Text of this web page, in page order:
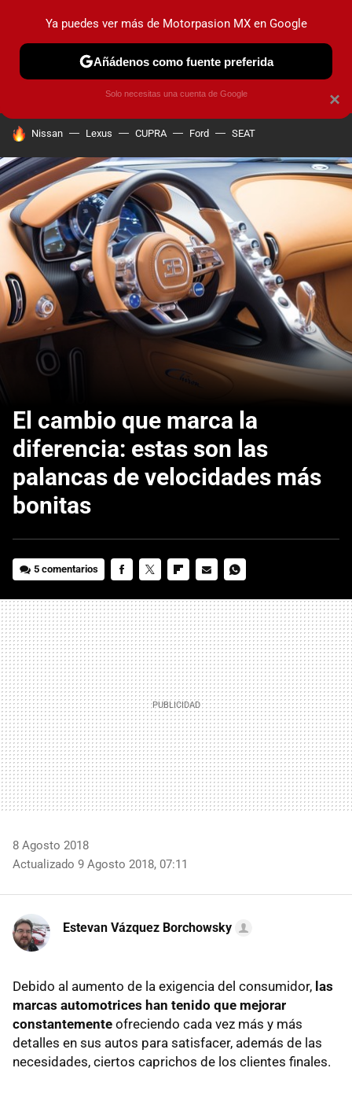
PRUEBAS INDUSTRIA HOY NO CIRCULA
HOY SE HABLA DE
Nissan Lexus CUPRA Ford SEAT
El cambio que marca la
diferencia: estas son las
palancas de velocidades más
bonitas
5 comentarios
MAIL
8 Agosto 2018
Actualizado 9 Agosto 2018, 07:11
Estevan Vázquez Borchowsky
Debido al aumento de la exigencia del consumidor, las
marcas automotrices han tenido que mejorar
constantemente ofreciendo cada vez más y más
detalles en sus autos para satisfacer, además de las
necesidades, ciertos caprichos de los clientes finales.
×
Ya puedes ver más de Motorpasion MX en Google
Añádenos como fuente preferida
Solo necesitas una cuenta de Google